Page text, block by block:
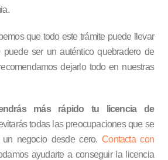
que todo este trámite puede llevar
ser un auténtico quebradero de
dejarlo todo en nuestras
más rápido tu licencia de
todas las preocupaciones que se
un negocio desde cero.Contacta con
ayudarte a conseguir la licencia